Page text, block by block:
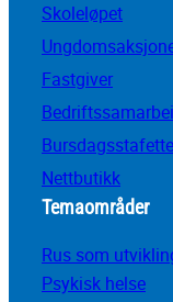
Skoleløpet
Fastgiver
Nettbutikk
Temaområder
Rus som
Psykisk helse